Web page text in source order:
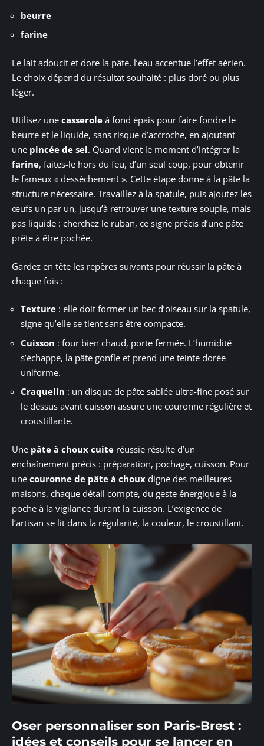
beurre
farine
Le lait adoucit et dore la pâte, l’eau accentue l’effet aérien.
Le choix dépend du résultat souhaité : plus doré ou plus
léger.
Utilisez une casserole à fond épais pour faire fondre le
beurre et le liquide, sans risque d’accroche, en ajoutant
une pincée de sel. Quand vient le moment d’intégrer la
farine, faites-le hors du feu, d’un seul coup, pour obtenir
le fameux « dessèchement ». Cette étape donne à la pâte la
structure nécessaire. Travaillez à la spatule, puis ajoutez les
œufs un par un, jusqu’à retrouver une texture souple, mais
pas liquide : cherchez le ruban, ce signe précis d’une pâte
prête à être pochée.
Gardez en tête les repères suivants pour réussir la pâte à
chaque fois :
Texture : elle doit former un bec d’oiseau sur la spatule,
signe qu’elle se tient sans être compacte.
Cuisson : four bien chaud, porte fermée. L’humidité
s’échappe, la pâte gonfle et prend une teinte dorée
uniforme.
Craquelin : un disque de pâte sablée ultra-fine posé sur
le dessus avant cuisson assure une couronne régulière et
croustillante.
Une pâte à choux cuite réussie résulte d’un
enchaînement précis : préparation, pochage, cuisson. Pour
une couronne de pâte à choux digne des meilleures
maisons, chaque détail compte, du geste énergique à la
poche à la vigilance durant la cuisson. L’exigence de
l’artisan se lit dans la régularité, la couleur, le croustillant.
Oser personnaliser son Paris-Brest :
idées et conseils pour se lancer en